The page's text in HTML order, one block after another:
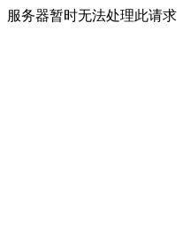
服务器暂时无法处理此请求